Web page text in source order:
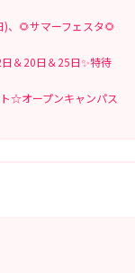
、🌻サマーフェスタ🌻
＆20日＆25日✨特待
☆オープンキャンパス